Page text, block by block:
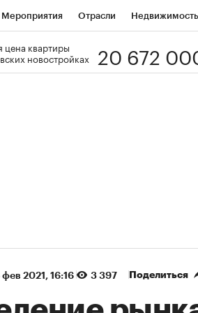
Мероприятия Отрасли Недвижимость
РБК Образование
цена квартиры
новостройках
20 672
фев 2021, 16:16 3 397 Поделиться